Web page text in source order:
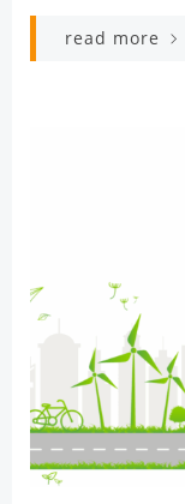
read more